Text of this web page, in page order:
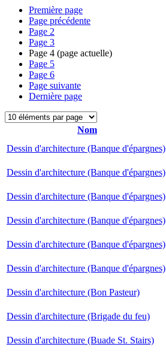
Première page
Page précédente
Page 2
Page 3
Page 4 (page actuelle)
Page 5
Page 6
Page suivante
Dernière page
Nom
Dessin d'architecture (Banque d'épargnes)
Dessin d'architecture (Banque d'épargnes)
Dessin d'architecture (Banque d'épargnes)
Dessin d'architecture (Banque d'épargnes)
Dessin d'architecture (Banque d'épargnes)
Dessin d'architecture (Banque d'épargnes)
Dessin d'architecture (Bon Pasteur)
Dessin d'architecture (Brigade du feu)
Dessin d'architecture (Buade St. Stairs)